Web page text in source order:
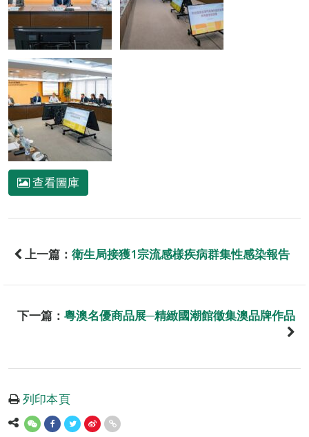
查看圖庫
上一篇： 衛生局接獲1宗流感樣疾病群集性感染報告
下一篇： 粵澳名優商品展─精緻國潮館徵集澳品牌作品
列印本頁